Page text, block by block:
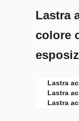
Lastra
colore
Lastra
Lastra
Lastra